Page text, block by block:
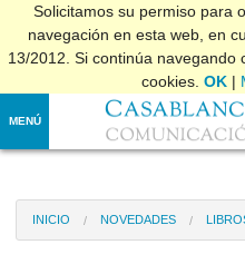
Solicitamos su permiso para
navegación en esta web, en
13/2012. Si continúa navegando
cookies. OK |
MENÚ
INICIO NOVEDADES